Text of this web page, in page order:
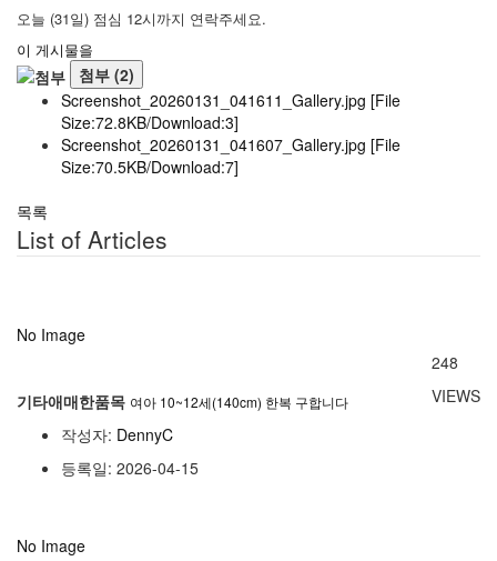
오늘 (31일) 점심 12시까지 연락주세요.
이 게시물을
첨부 (2)
Screenshot_20260131_041611_Gallery.jpg [File
Size:72.8KB/Download:3]
Screenshot_20260131_041607_Gallery.jpg [File
Size:70.5KB/Download:7]
목록
List of Articles
No Image
기타애매한품목 여아 10~12세(140cm) 한복 구합니다
작성자: DennyC
등록일: 2026-04-15
248
VIEWS
No Image